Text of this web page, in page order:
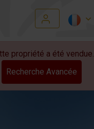
infos
propriété a été vendue.
Recherche Avancée